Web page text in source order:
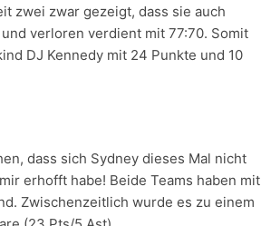
zwei zwar gezeigt, dass sie auch
verloren verdient mit 77:70. Somit
DJ Kennedy mit 24 Punkte und 10
dass sich Sydney dieses Mal nicht
erhofft habe! Beide Teams haben mit
Zwischenzeitlich wurde es zu einem